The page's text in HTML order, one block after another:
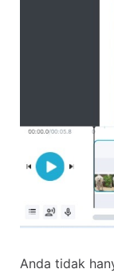
Anda tidak